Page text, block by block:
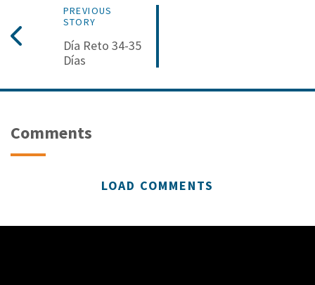
PREVIOUS
STORY
Día Reto 34-35
Días
Comments
LOAD COMMENTS